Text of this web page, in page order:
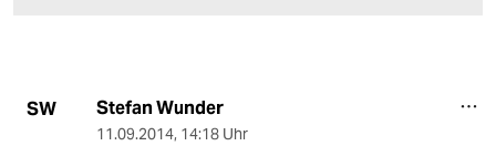
SW Stefan Wunder
11.09.2014, 14:18 Uhr